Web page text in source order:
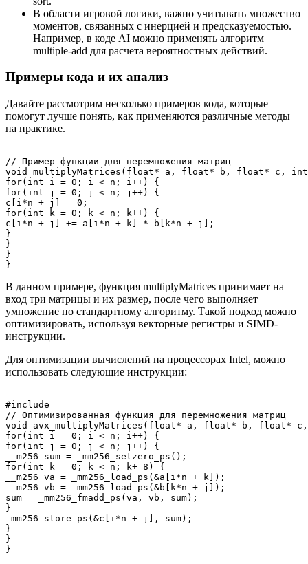
В области игровой логики, важно учитывать множество
моментов, связанных с инерцией и предсказуемостью.
Например, в коде AI можно применять алгоритм
multiple-add для расчета вероятностных действий.
Примеры кода и их анализ
Давайте рассмотрим несколько примеров кода, которые
помогут лучше понять, как применяются различные методы
на практике.
// Пример функции для перемножения матриц
void multiplyMatrices(float* a, float* b, float* c,
for(int i = 0; i < n; i++) {
for(int j = 0; j < n; j++) {
c[i*n + j] = 0;
for(int k = 0; k < n; k++) {
c[i*n + j] += a[i*n + k] * b[k*n + j];
}
}
}
В данном примере, функция multiplyMatrices принимает на
вход три матрицы и их размер, после чего выполняет
умножение по стандартному алгоритму. Такой подход можно
оптимизировать, используя векторные регистры и SIMD-
инструкции.
Для оптимизации вычислений на процессорах Intel, можно
использовать следующие инструкции:
#include
// Оптимизированная функция для перемножения матриц
void avx_multiplyMatrices(float* a, float* b, float*
for(int i = 0; i < n; i++) {
for(int j = 0; j < n; j++) {
__m256 sum = _mm256_setzero_ps();
for(int k = 0; k < n; k+=8) {
__m256 va = _mm256_load_ps(&a[i*n + k]);
__m256 vb = _mm256_load_ps(&b[k*n + j]);
sum = _mm256_fmadd_ps(va, vb, sum);
}
_mm256_store_ps(&c[i*n + j], sum);
}
}